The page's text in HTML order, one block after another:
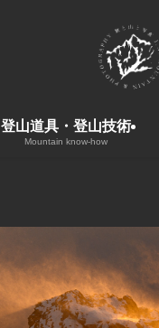
登山道具・登山技術
Mountain know-how